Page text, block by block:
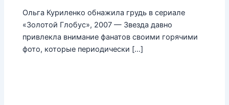
Ольга Куриленко обнажила грудь в сериале
«Золотой Глобус», 2007 — Звезда давно
привлекла внимание фанатов своими горячими
фото, которые периодически […]